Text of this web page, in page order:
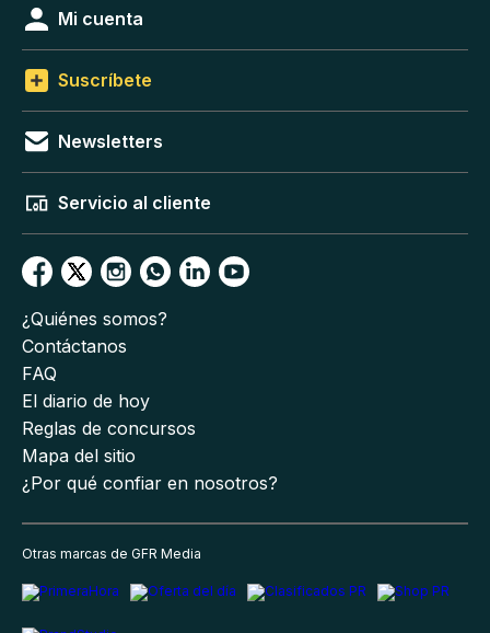
Mi cuenta
Suscríbete
Newsletters
Servicio al cliente
¿Quiénes somos?
Contáctanos
FAQ
El diario de hoy
Reglas de concursos
Mapa del sitio
¿Por qué confiar en nosotros?
Otras marcas de GFR Media